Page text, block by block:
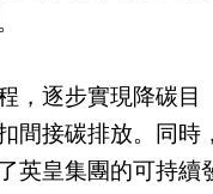
，逐步實現降碳目
間接碳排放。同時
英皇集團的可持續